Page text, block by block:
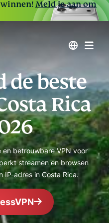
winnen!Meld je aan om
de beste
Rica
betrouwbare VPN voor
streamen en browsen
IP-adres in Costa Rica.